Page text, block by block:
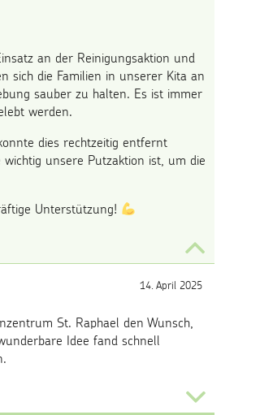
an der Reinigungsaktion und
sich die Familien in unserer Kita an
sauber zu halten. Es ist immer
werden.
dies rechtzeitig entfernt
unsere Putzaktion ist, um die
Unterstützung!
14. April 2025
St. Raphael den Wunsch,
Idee fand schnell